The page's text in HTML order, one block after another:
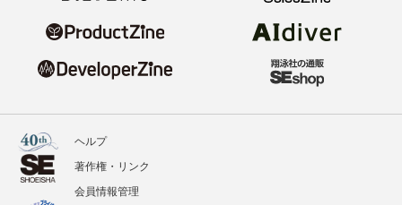
ヘルプ
著作権・リンク
会員情報管理